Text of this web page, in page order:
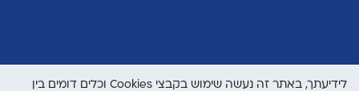
לידיעתך, באתר זה נעשה שימוש בקבצי Cookies וכלים דומים בין